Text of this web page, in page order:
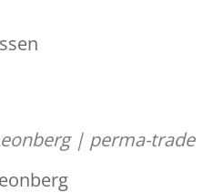
| perma-trade